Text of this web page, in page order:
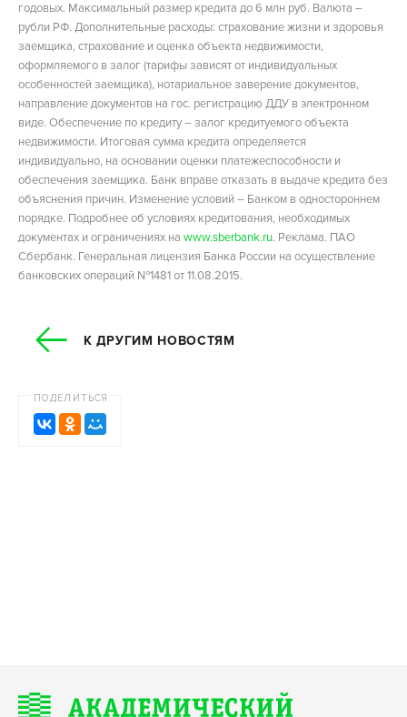
годовых. Максимальный размер кредита до 6 млн руб. Валюта –
рубли РФ. Дополнительные расходы: страхование жизни и здоровья
заемщика, страхование и оценка объекта недвижимости,
оформляемого в залог (тарифы зависят от индивидуальных
особенностей заемщика), нотариальное заверение документов,
направление документов на гос. регистрацию ДДУ в электронном
виде. Обеспечение по кредиту – залог кредитуемого объекта
недвижимости. Итоговая сумма кредита определяется
индивидуально, на основании оценки платежеспособности и
обеспечения заемщика. Банк вправе отказать в выдаче кредита без
объяснения причин. Изменение условий – Банком в одностороннем
порядке. Подробнее об условиях кредитования, необходимых
документах и ограничениях на www.sberbank.ru. Реклама. ПАО
Сбербанк. Генеральная лицензия Банка России на осуществление
банковских операций №1481 от 11.08.2015.
К ДРУГИМ НОВОСТЯМ
ПОДЕЛИТЬСЯ